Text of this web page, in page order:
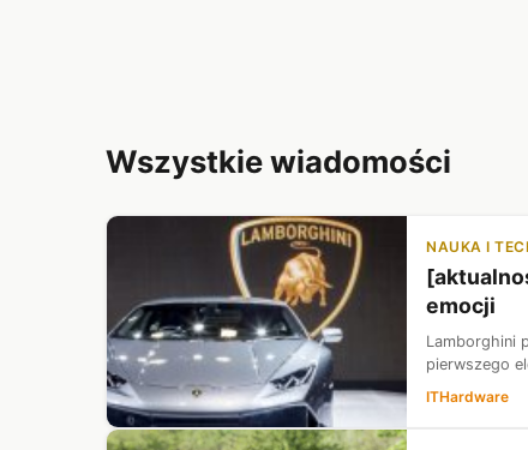
Wszystkie wiadomości
NAUKA I
emocji
Lamborghini
pierwszego
ITHardware